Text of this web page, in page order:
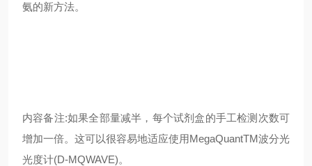
氨的新方法。
内容备注:如果全部量减半，每个试剂盒的手工检测次数可
增加一倍。这可以很容易地适应使用MegaQuantTM波分光
光度计(D-MQWAVE)。